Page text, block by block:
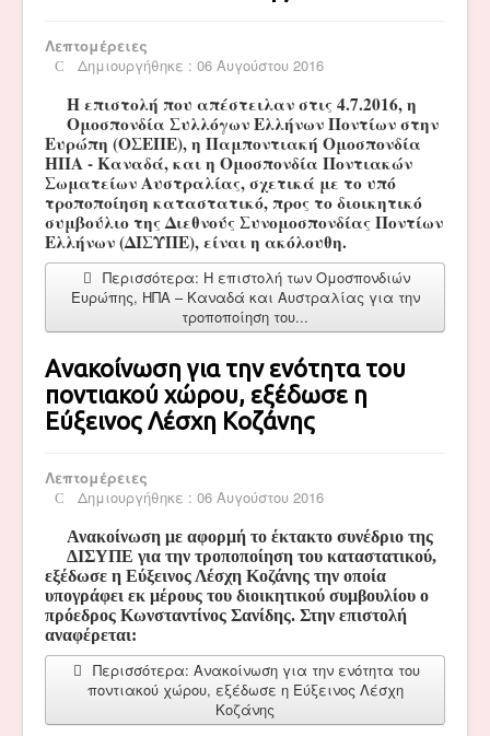
Λεπτομέρειες
Δημιουργήθηκε : 06 Αυγούστου 2016
Η επιστολή που απέστειλαν στις 4.7.2016, η
Ομοσπονδία Συλλόγων Ελλήνων Ποντίων στην
Ευρώπη (ΟΣΕΠΕ), η Παμποντιακή Ομοσπονδία
ΗΠΑ - Καναδά, και η Ομοσπονδία Ποντιακών
Σωματείων Αυστραλίας, σχετικά με το υπό
τροποποίηση καταστατικό, προς το διοικητικό
συμβούλιο της Διεθνούς Συνομοσπονδίας Ποντίων
Ελλήνων (ΔΙΣΥΠΕ), είναι η ακόλουθη.
Περισσότερα: Η επιστολή των Ομοσπονδιών
Ευρώπης, ΗΠΑ – Καναδά και Αυστραλίας για την
τροποποίηση του...
Ανακοίνωση για την ενότητα του
ποντιακού χώρου, εξέδωσε η
Εύξεινος Λέσχη Κοζάνης
Λεπτομέρειες
Δημιουργήθηκε : 06 Αυγούστου 2016
Ανακοίνωση με αφορμή το έκτακτο συνέδριο της
ΔΙΣΥΠΕ για την τροποποίηση του καταστατικού,
εξέδωσε η Εύξεινος Λέσχη Κοζάνης την οποία
υπογράφει εκ μέρους του διοικητικού συμβουλίου ο
πρόεδρος Κωνσταντίνος Σανίδης. Στην επιστολή
αναφέρεται:
Περισσότερα: Ανακοίνωση για την ενότητα του
ποντιακού χώρου, εξέδωσε η Εύξεινος Λέσχη
Κοζάνης